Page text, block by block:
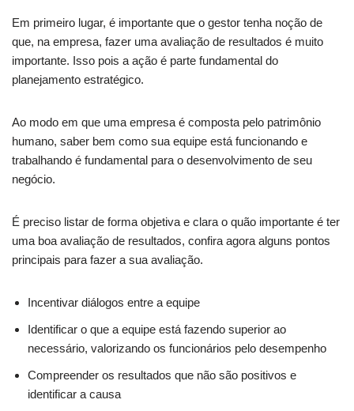
Em primeiro lugar, é importante que o gestor tenha noção de
que, na empresa, fazer uma avaliação de resultados é muito
importante. Isso pois a ação é parte fundamental do
planejamento estratégico.
Ao modo em que uma empresa é composta pelo patrimônio
humano, saber bem como sua equipe está funcionando e
trabalhando é fundamental para o desenvolvimento de seu
negócio.
É preciso listar de forma objetiva e clara o quão importante é ter
uma boa avaliação de resultados, confira agora alguns pontos
principais para fazer a sua avaliação.
Incentivar diálogos entre a equipe
Identificar o que a equipe está fazendo superior ao
necessário, valorizando os funcionários pelo desempenho
Compreender os resultados que não são positivos e
identificar a causa